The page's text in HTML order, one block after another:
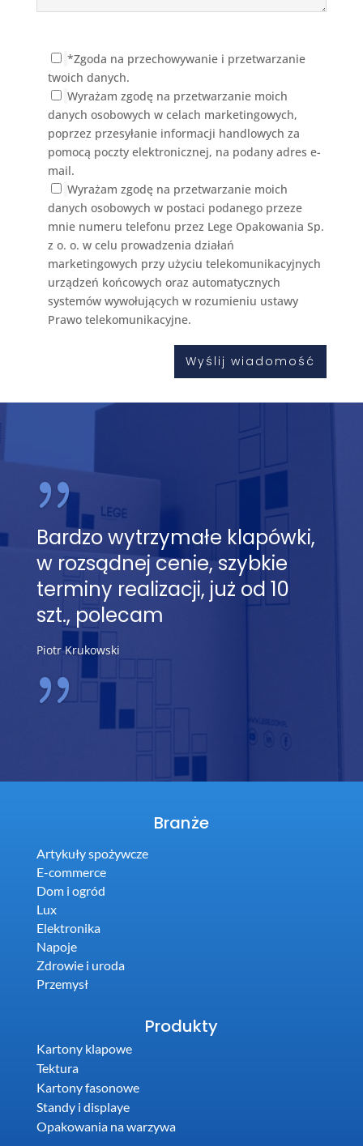
*Zgoda na przechowywanie i przetwarzanie
twoich danych.
Wyrażam zgodę na przetwarzanie moich
danych osobowych w celach marketingowych,
poprzez przesyłanie informacji handlowych za
pomocą poczty elektronicznej, na podany adres e-
mail.
Wyrażam zgodę na przetwarzanie moich
danych osobowych w postaci podanego przeze
mnie numeru telefonu przez Lege Opakowania Sp.
z o. o. w celu prowadzenia działań
marketingowych przy użyciu telekomunikacyjnych
urządzeń końcowych oraz automatycznych
systemów wywołujących w rozumieniu ustawy
Prawo telekomunikacyjne.
Bardzo wytrzymałe klapówki,
w rozsądnej cenie, szybkie
terminy realizacji, już od 10
szt., polecam
Piotr Krukowski
Branże
Artykuły spożywcze
E-commerce
Dom i ogród
Lux
Elektronika
Napoje
Zdrowie i uroda
Przemysł
Produkty
Kartony klapowe
Tektura
Kartony fasonowe
Standy i displaye
Opakowania na warzywa